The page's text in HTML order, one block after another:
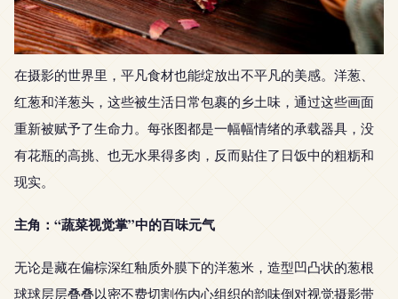
在摄影的世界里，平凡食材也能绽放出不平凡的美感。洋葱、
红葱和洋葱头，这些被生活日常包裹的乡土味，通过这些画面
重新被赋予了生命力。每张图都是一幅幅情绪的承载器具，没
有花瓶的高挑、也无水果得多肉，反而贴住了日饭中的粗粝和
现实。
主角：“蔬菜视觉掌”中的百味元气
无论是藏在偏棕深红釉质外膜下的洋葱米，造型凹凸状的葱根
球球层层叠叠以密不费切割伤内心组织的韵味倒对视觉摄影带